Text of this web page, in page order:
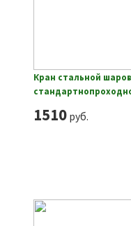
Кран стальной
1510руб.